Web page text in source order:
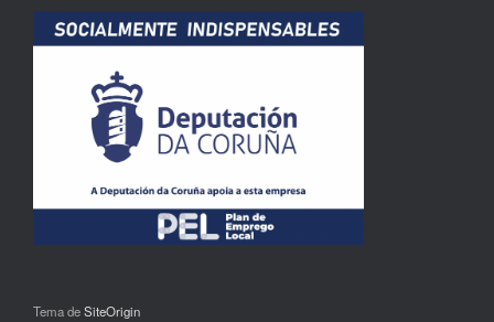
Tema deSiteOrigin